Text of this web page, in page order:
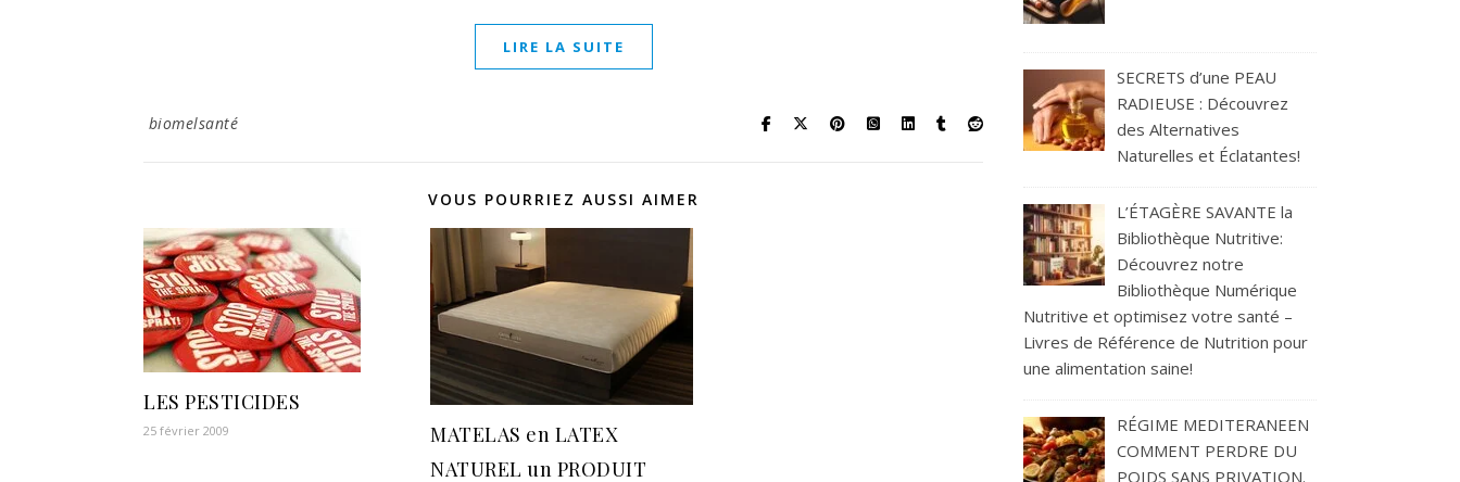
LIRE LA SUITE
biomelsanté
VOUS POURRIEZ AUSSI AIMER
LES PESTICIDES
25 février 2009
MATELAS en LATEX
NATUREL un PRODUIT
SECRETS d’une PEAU
RADIEUSE : Découvrez
des Alternatives
Naturelles et Éclatantes!
L’ÉTAGÈRE SAVANTE la
Bibliothèque Nutritive:
Découvrez notre
Bibliothèque Numérique
Nutritive et optimisez votre santé –
Livres de Référence de Nutrition pour
une alimentation saine!
RÉGIME MEDITERANEEN
COMMENT PERDRE DU
POIDS SANS PRIVATION.